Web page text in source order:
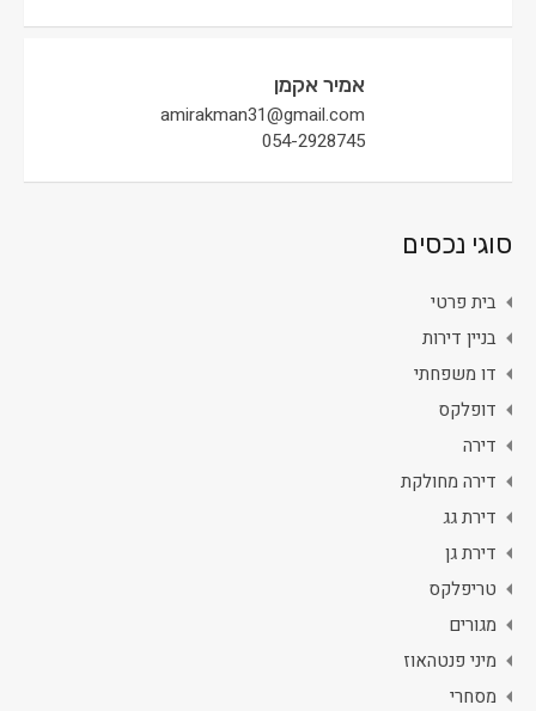
אמיר אקמן
amirakman31@gmail.com
054-2928745
סוגי נכסים
בית פרטי
בניין דירות
דו משפחתי
דופלקס
דירה
דירה מחולקת
דירת גג
דירת גן
טריפלקס
מגורים
מיני פנטהאוז
מסחרי